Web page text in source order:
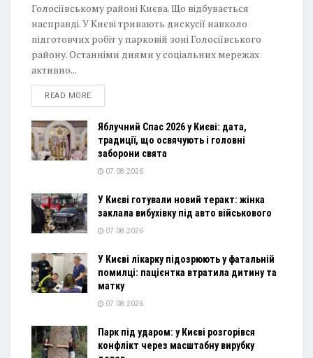
Голосіївському районі Києва. Що відбувається
насправді. У Києві тривають дискусії навколо
підготовчих робіт у парковій зоні Голосіївського
району. Останніми днями у соціальних мережах
активно...
READ MOREDETAILS
Яблучний Спас 2026 у Києві: дата,
традиції, що освячують і головні
заборони свята
07.08.2026
У Києві готували новий теракт: жінка
заклала вибухівку під авто військового
07.08.2026
У Києві лікарку підозрюють у фатальній
помилці: пацієнтка втратила дитину та
матку
07.08.2026
Парк під ударом: у Києві розгорівся
конфлікт через масштабну вирубку